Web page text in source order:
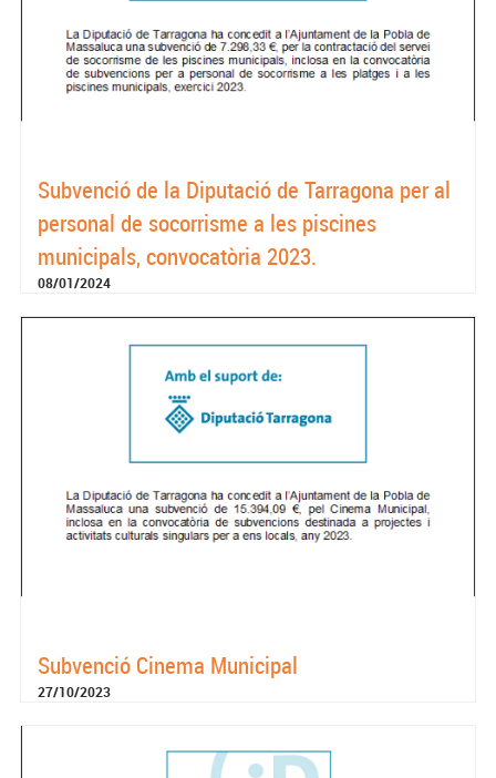
Subvenció de la Diputació de Tarragona per al
personal de socorrisme a les piscines
municipals, convocatòria 2023.
08/01/2024
Subvenció Cinema Municipal
27/10/2023